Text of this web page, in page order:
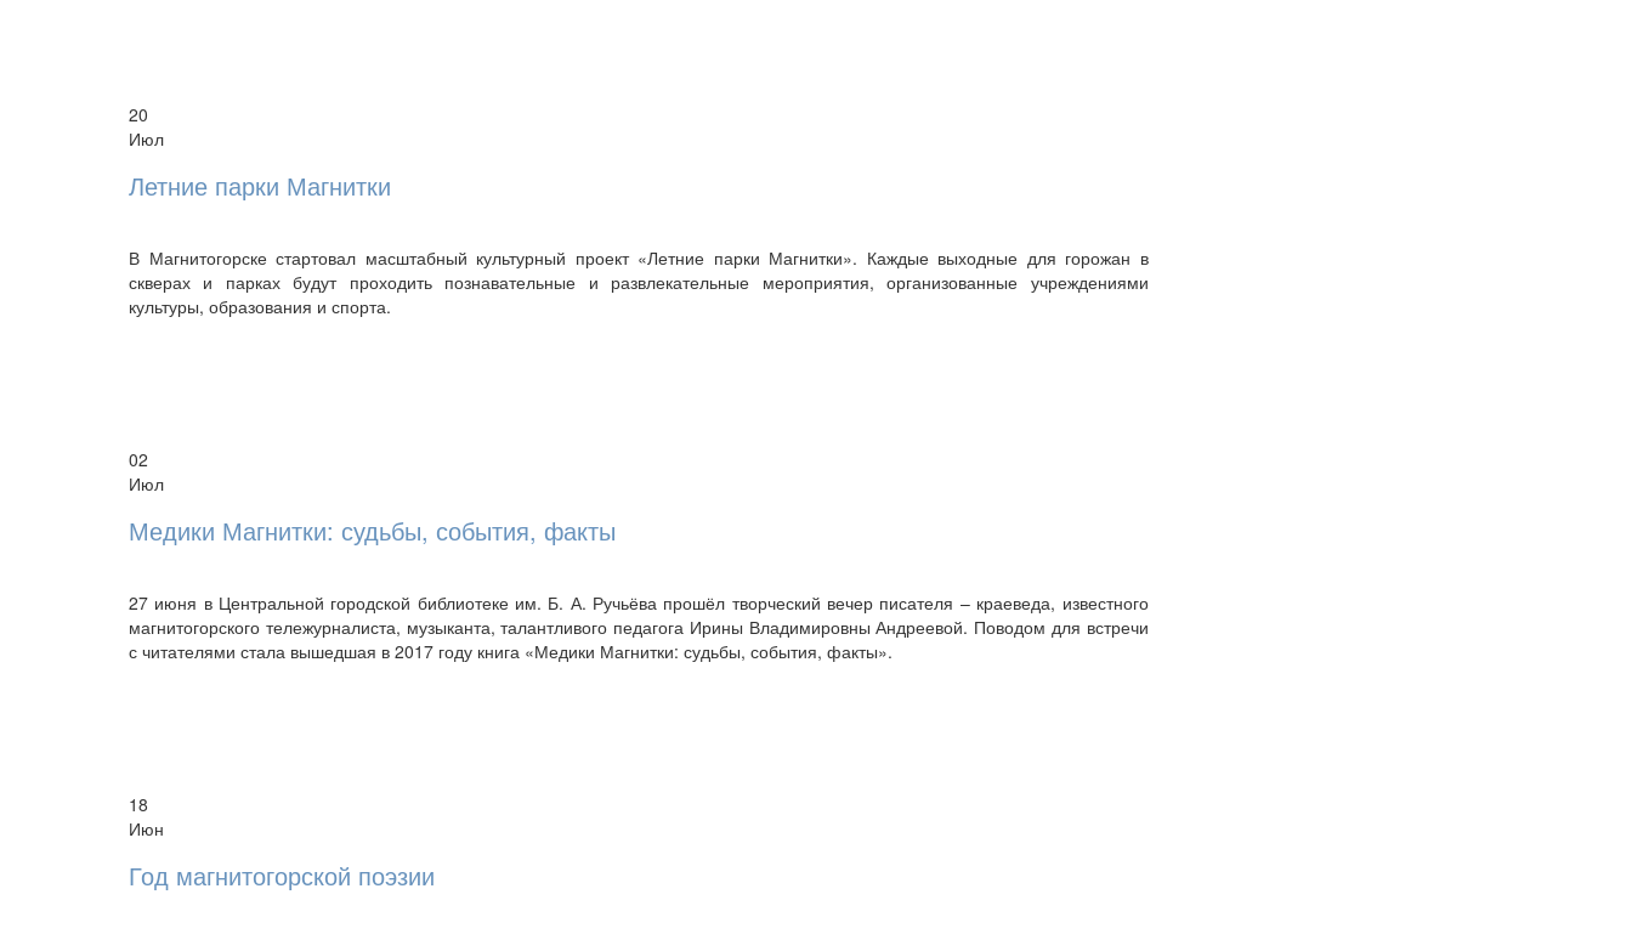
20
Июл
Летние парки Магнитки
В Магнитогорске стартовал масштабный культурный проект «Летние парки Магнитки». Каждые выходные для горожан в
скверах и парках будут проходить познавательные и развлекательные мероприятия, организованные учреждениями
культуры, образования и спорта.
02
Июл
Медики Магнитки: судьбы, события, факты
27 июня в Центральной городской библиотеке им. Б. А. Ручьёва прошёл творческий вечер писателя – краеведа, известного
магнитогорского тележурналиста, музыканта, талантливого педагога Ирины Владимировны Андреевой. Поводом для встречи
с читателями стала вышедшая в 2017 году книга «Медики Магнитки: судьбы, события, факты».
18
Июн
Год магнитогорской поэзии